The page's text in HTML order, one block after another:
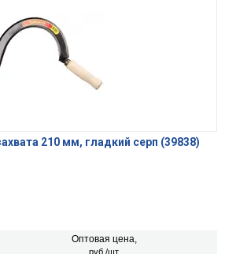
210 мм, гладкий серп (39838)
Оптовая цена,
руб./шт.